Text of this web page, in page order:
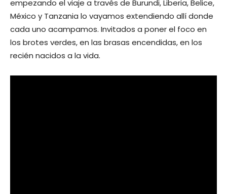
empezando el viaje a través de Burundi, Liberia, Belice,
México y Tanzania lo vayamos extendiendo allí donde
cada uno acampamos. Invitados a poner el foco en
los brotes verdes, en las brasas encendidas, en los
recién nacidos a la vida.